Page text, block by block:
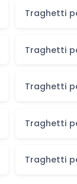
Traghetti
Traghetti
Traghetti
Traghetti
Traghetti